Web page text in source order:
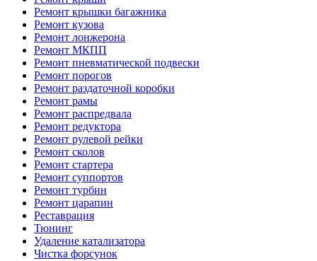
Ремонт крышки багажника
Ремонт кузова
Ремонт лонжерона
Ремонт МКПП
Ремонт пневматической подвески
Ремонт порогов
Ремонт раздаточной коробки
Ремонт рамы
Ремонт распредвала
Ремонт редуктора
Ремонт рулевой рейки
Ремонт сколов
Ремонт стартера
Ремонт суппортов
Ремонт турбин
Ремонт царапин
Реставрация
Тюнинг
Удаление катализатора
Чистка форсунок